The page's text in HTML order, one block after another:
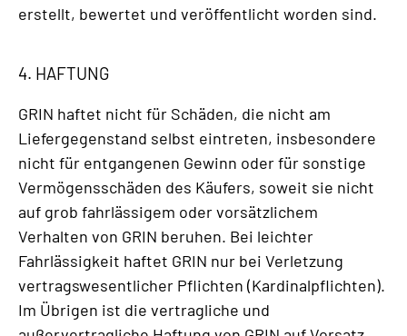
erstellt, bewertet und veröffentlicht worden sind.
4. HAFTUNG
GRIN haftet nicht für Schäden, die nicht am
Liefergegenstand selbst eintreten, insbesondere
nicht für entgangenen Gewinn oder für sonstige
Vermögensschäden des Käufers, soweit sie nicht
auf grob fahrlässigem oder vorsätzlichem
Verhalten von GRIN beruhen. Bei leichter
Fahrlässigkeit haftet GRIN nur bei Verletzung
vertragswesentlicher Pflichten (Kardinalpflichten).
Im Übrigen ist die vertragliche und